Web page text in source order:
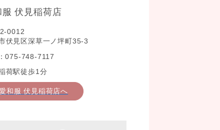
服 伏見稲荷店
0012
伏見区深草一ノ坪町35-3
075-748-7117
荷駅徒歩1分
和服 伏見稲荷店へ